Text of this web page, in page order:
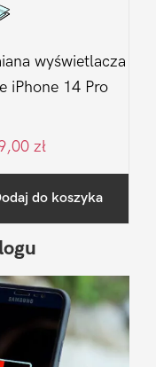
wyświetlacza
iPhone 14 Pro
zł
do koszyka